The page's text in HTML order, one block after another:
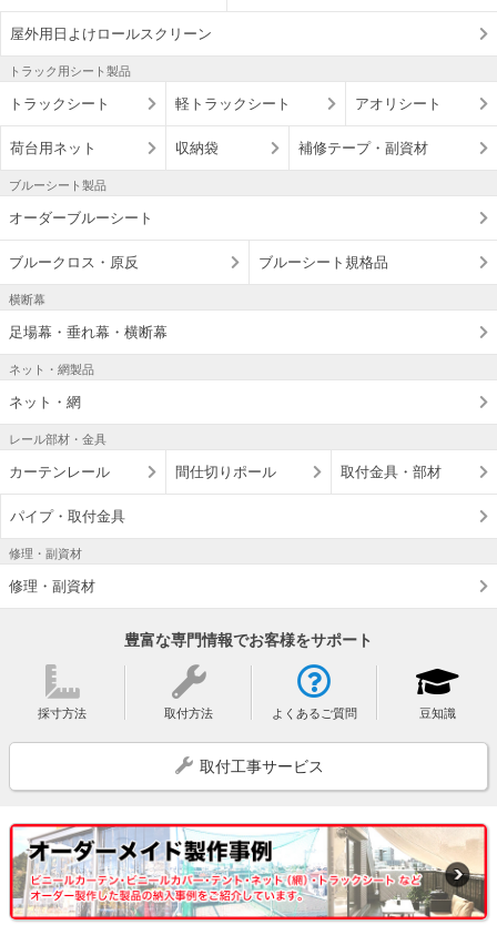
屋外用日よけロールスクリーン
トラック用シート製品
トラックシート 軽トラックシート アオリシート
荷台用ネット 収納袋 補修テープ・副資材
ブルーシート製品
オーダーブルーシート
ブルークロス・原反 ブルーシート規格品
横断幕
足場幕・垂れ幕・横断幕
ネット・網製品
ネット・網
レール部材・金具
カーテンレール 間仕切りポール 取付金具・部材
パイプ・取付金具
修理・副資材
修理・副資材
豊富な専門情報でお客様をサポート
採寸方法 取付方法 よくあるご質問 豆知識
取付工事サービス